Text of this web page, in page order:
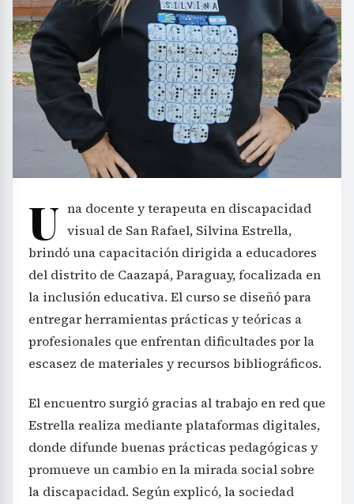
U na docente y terapeuta en discapacidad
visual de San Rafael, Silvina Estrella,
brindó una capacitación dirigida a educadores
del distrito de Caazapá, Paraguay, focalizada en
la inclusión educativa. El curso se diseñó para
entregar herramientas prácticas y teóricas a
profesionales que enfrentan dificultades por la
escasez de materiales y recursos bibliográficos.
El encuentro surgió gracias al trabajo en red que
Estrella realiza mediante plataformas digitales,
donde difunde buenas prácticas pedagógicas y
promueve un cambio en la mirada social sobre
la discapacidad. Según explicó, la sociedad